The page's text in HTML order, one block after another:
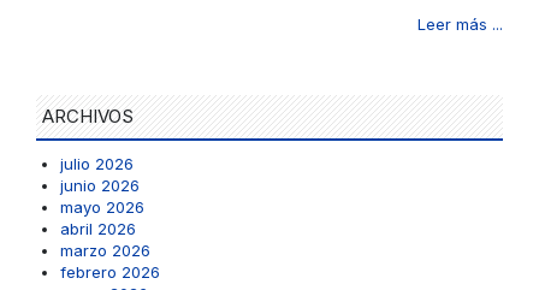
Leer más ...
ARCHIVOS
julio 2026
junio 2026
mayo 2026
abril 2026
marzo 2026
febrero 2026